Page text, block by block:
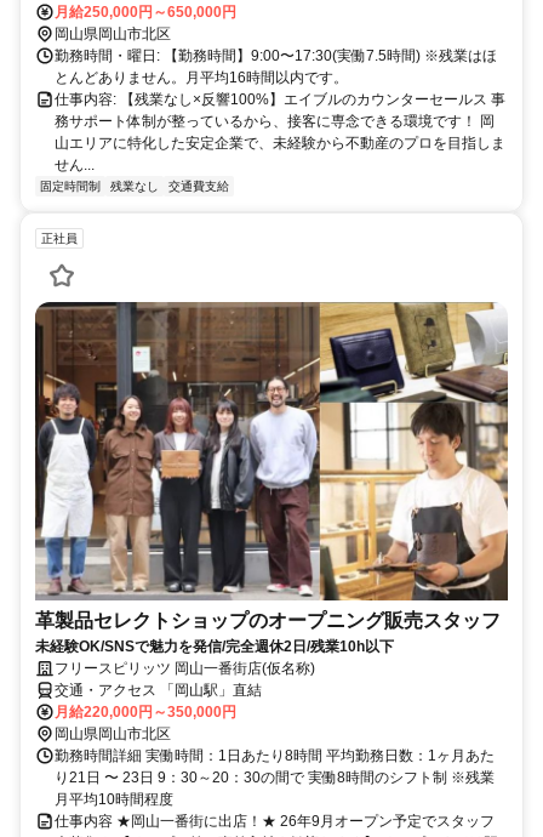
月給250,000円～650,000円
岡山県岡山市北区
勤務時間・曜日: 【勤務時間】9:00〜17:30(実働7.5時間) ※残業はほ
とんどありません。月平均16時間以内です。
仕事内容: 【残業なし×反響100%】エイブルのカウンターセールス 事
務サポート体制が整っているから、接客に専念できる環境です！ 岡
山エリアに特化した安定企業で、未経験から不動産のプロを目指しま
せん...
固定時間制 残業なし 交通費支給
正社員
革製品セレクトショップのオープニング販売スタッフ
未経験OK/SNSで魅力を発信/完全週休2日/残業10h以下
フリースピリッツ 岡山一番街店(仮名称)
交通・アクセス 「岡山駅」直結
月給220,000円～350,000円
岡山県岡山市北区
勤務時間詳細 実働時間：1日あたり8時間 平均勤務日数：1ヶ月あた
り21日 〜 23日 9：30～20：30の間で 実働8時間のシフト制 ※残業
月平均10時間程度
仕事内容 ★岡山一番街に出店！★ 26年9月オープン予定でスタッフ